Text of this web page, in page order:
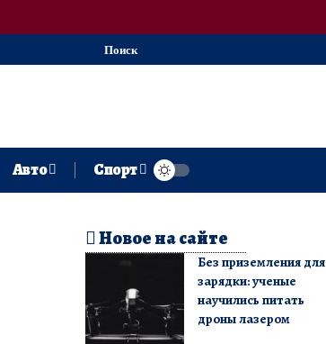
Поиск
Авто Спорт
Новое на сайте
Без приземления для
зарядки: ученые
научились питать
дроны лазером